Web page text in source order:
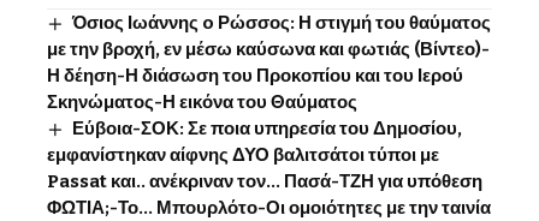
Όσιος Ιωάννης o Ρώσσος: Η στιγμή του θαύματος
με την βροχή, εν μέσω καύσωνα και φωτιάς (Βίντεο)-
Η δέηση-Η διάσωση του Προκοπίου και του Ιερού
Σκηνώματος-Η εικόνα του Θαύματος
Εύβοια-ΣΟΚ: Σε ποια υπηρεσία του Δημοσίου,
εμφανίστηκαν αίφνης ΔΥΟ βαλιτσάτοι τύποι με
Passat και.. ανέκριναν τον… Πασά-ΤΖΗ για υπόθεση
ΦΩΤΙΑ;-Το… Μπουρλότο-Οι ομοιότητες με την ταινία